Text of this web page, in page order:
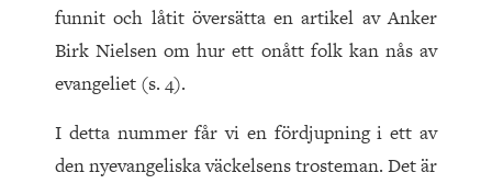
funnit och låtit översätta en artikel av Anker
Birk Nielsen om hur ett onått folk kan nås av
evangeliet (s. 4).
I detta nummer får vi en fördjupning i ett av
den nyevangeliska väckelsens trosteman. Det är